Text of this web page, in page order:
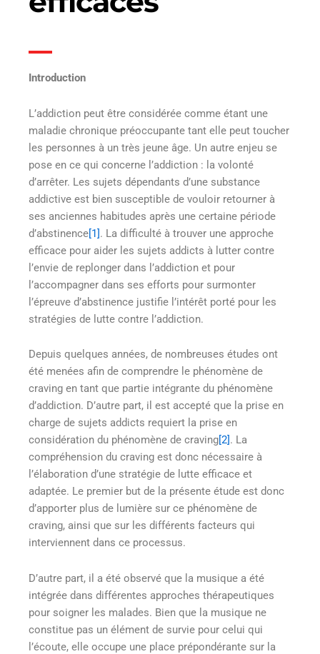
Introduction
L’addiction peut être considérée comme étant une
maladie chronique préoccupante tant elle peut toucher
les personnes à un très jeune âge. Un autre enjeu se
pose en ce qui concerne l’addiction : la volonté
d’arrêter. Les sujets dépendants d’une substance
addictive est bien susceptible de vouloir retourner à
ses anciennes habitudes après une certaine période
d’abstinence[1]. La difficulté à trouver une approche
efficace pour aider les sujets addicts à lutter contre
l’envie de replonger dans l’addiction et pour
l’accompagner dans ses efforts pour surmonter
l’épreuve d’abstinence justifie l’intérêt porté pour les
stratégies de lutte contre l’addiction.
Depuis quelques années, de nombreuses études ont
été menées afin de comprendre le phénomène de
craving en tant que partie intégrante du phénomène
d’addiction. D’autre part, il est accepté que la prise en
charge de sujets addicts requiert la prise en
considération du phénomène de craving [2] . La
compréhension du craving est donc nécessaire à
l’élaboration d’une stratégie de lutte efficace et
adaptée. Le premier but de la présente étude est donc
d’apporter plus de lumière sur ce phénomène de
craving, ainsi que sur les différents facteurs qui
interviennent dans ce processus.
D’autre part, il a été observé que la musique a été
intégrée dans différentes approches thérapeutiques
pour soigner les malades. Bien que la musique ne
constitue pas un élément de survie pour celui qui
l’écoute, elle occupe une place prépondérante sur la